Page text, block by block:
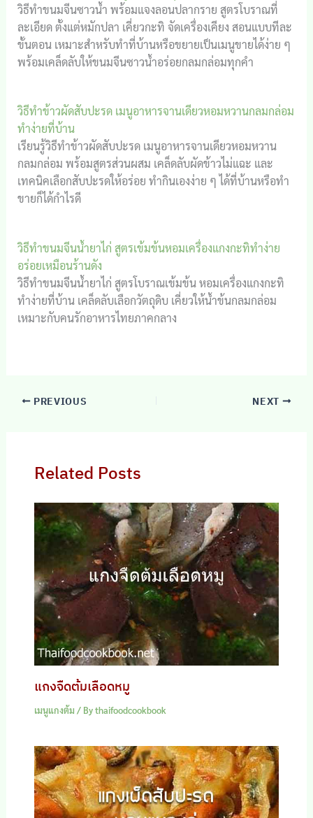
วิธีทำขนมจีนซาวน้ำ พร้อมแจงลอนปลากราย สูตรโบราณที่
ละเอียด ตั้งแต่หมักปลา เคี่ยวกะทิ จัดเครื่องเคียง สอนแบบทีละ
ขั้นตอน เหมาะสำหรับทำที่บ้านหรือขยายเป็นเมนูขายได้ง่าย ๆ
พร้อมเคล็ดลับให้ขนมจีนซาวน้ำอร่อยกลมกล่อมทุกคำ
วิธีทำข้าวผัดสับปะรด เมนูอาหารจานเดียวหอมหวานกลมกล่อม
ทำง่ายที่บ้าน
เรียนรู้วิธีทำข้าวผัดสับปะรด เมนูอาหารจานเดียวหอมหวาน
กลมกล่อม พร้อมสูตรส่วนผสม เคล็ดลับผัดข้าวไม่แฉะ และ
เทคนิคเลือกสับปะรดให้อร่อย ทำกินเองง่าย ๆ ได้ที่บ้านหรือทำ
ขายก็ได้กำไรดี
วิธีทำขนมจีนน้ำยาไก่ สูตรเข้มข้นหอมเครื่องแกงกะทิทำง่าย
อร่อยเหมือนร้านดัง
วิธีทำขนมจีนน้ำยาไก่ สูตรโบราณเข้มข้น หอมเครื่องแกงกะทิ
ทำง่ายที่บ้าน เคล็ดลับเลือกวัตถุดิบ เคี่ยวให้น้ำข้นกลมกล่อม
เหมาะกับคนรักอาหารไทยภาคกลาง
PREVIOUS NEXT
Related Posts
แกงจืดต้มเลือดหมู
เมนูแกงต้ม / Bythaifoodcookbook